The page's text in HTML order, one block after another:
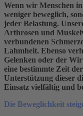
Wenn wir Menschen
weniger beweglich,
jeder Belastung.
Arthrosen und
verbundenen
Lahmheit. Ebenso
Gelenken oder der
eine bestimmte Zeit
Unterstützung dieser
Einsatz vielfältig und
Die Beweglichkeit